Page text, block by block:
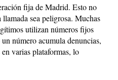
fija de Madrid. Esto no
sea peligrosa. Muchas
utilizan números fijos
número acumula denuncias,
varias plataformas, lo